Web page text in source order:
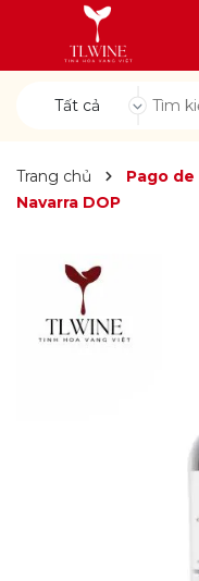
Tất cả
Trang chủ
Pago
Navarra DOP